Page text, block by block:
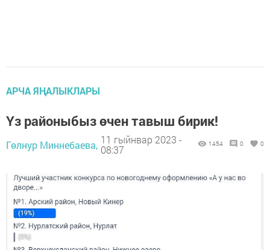
АРЧА ЯҢАЛЫКЛАРЫ
Үз районыбыз өчен тавыш бирик!
Гөлнур Миннебаева, 11 гыйнвар 2023 -
08:37
1454 0 0